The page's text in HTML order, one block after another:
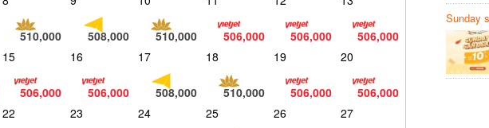
510,000 508,000 510,000 506,000 506,000
506,000
15
506,000
16
506,000
17
508,000
18
510,000
19
506,000
20
506,000
22 23 24 25 26 27
Sunday